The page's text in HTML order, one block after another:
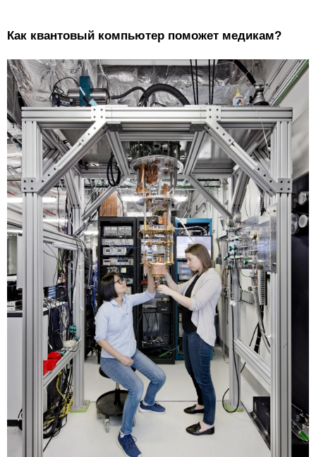
Как квантовый компьютер поможет медикам?